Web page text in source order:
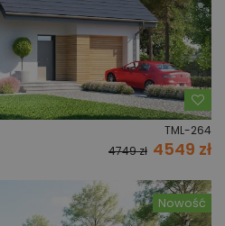
TML-264
4749 zł 4549 zł
Nowość